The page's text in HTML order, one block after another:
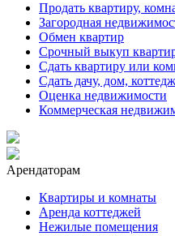
Продать квартиру,
Загородная
Обмен квартир
Срочный выкуп
Сдать квартиру или
Сдать дачу, дом, коттедж
Оценка недвижимости
Коммерческая
Арендаторам
Квартиры и комнаты
Аренда коттеджей
Нежилые помещения